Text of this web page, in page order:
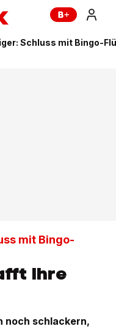
Schluss mit Bingo-
mit Bingo-
Ihre
noch schlackern,